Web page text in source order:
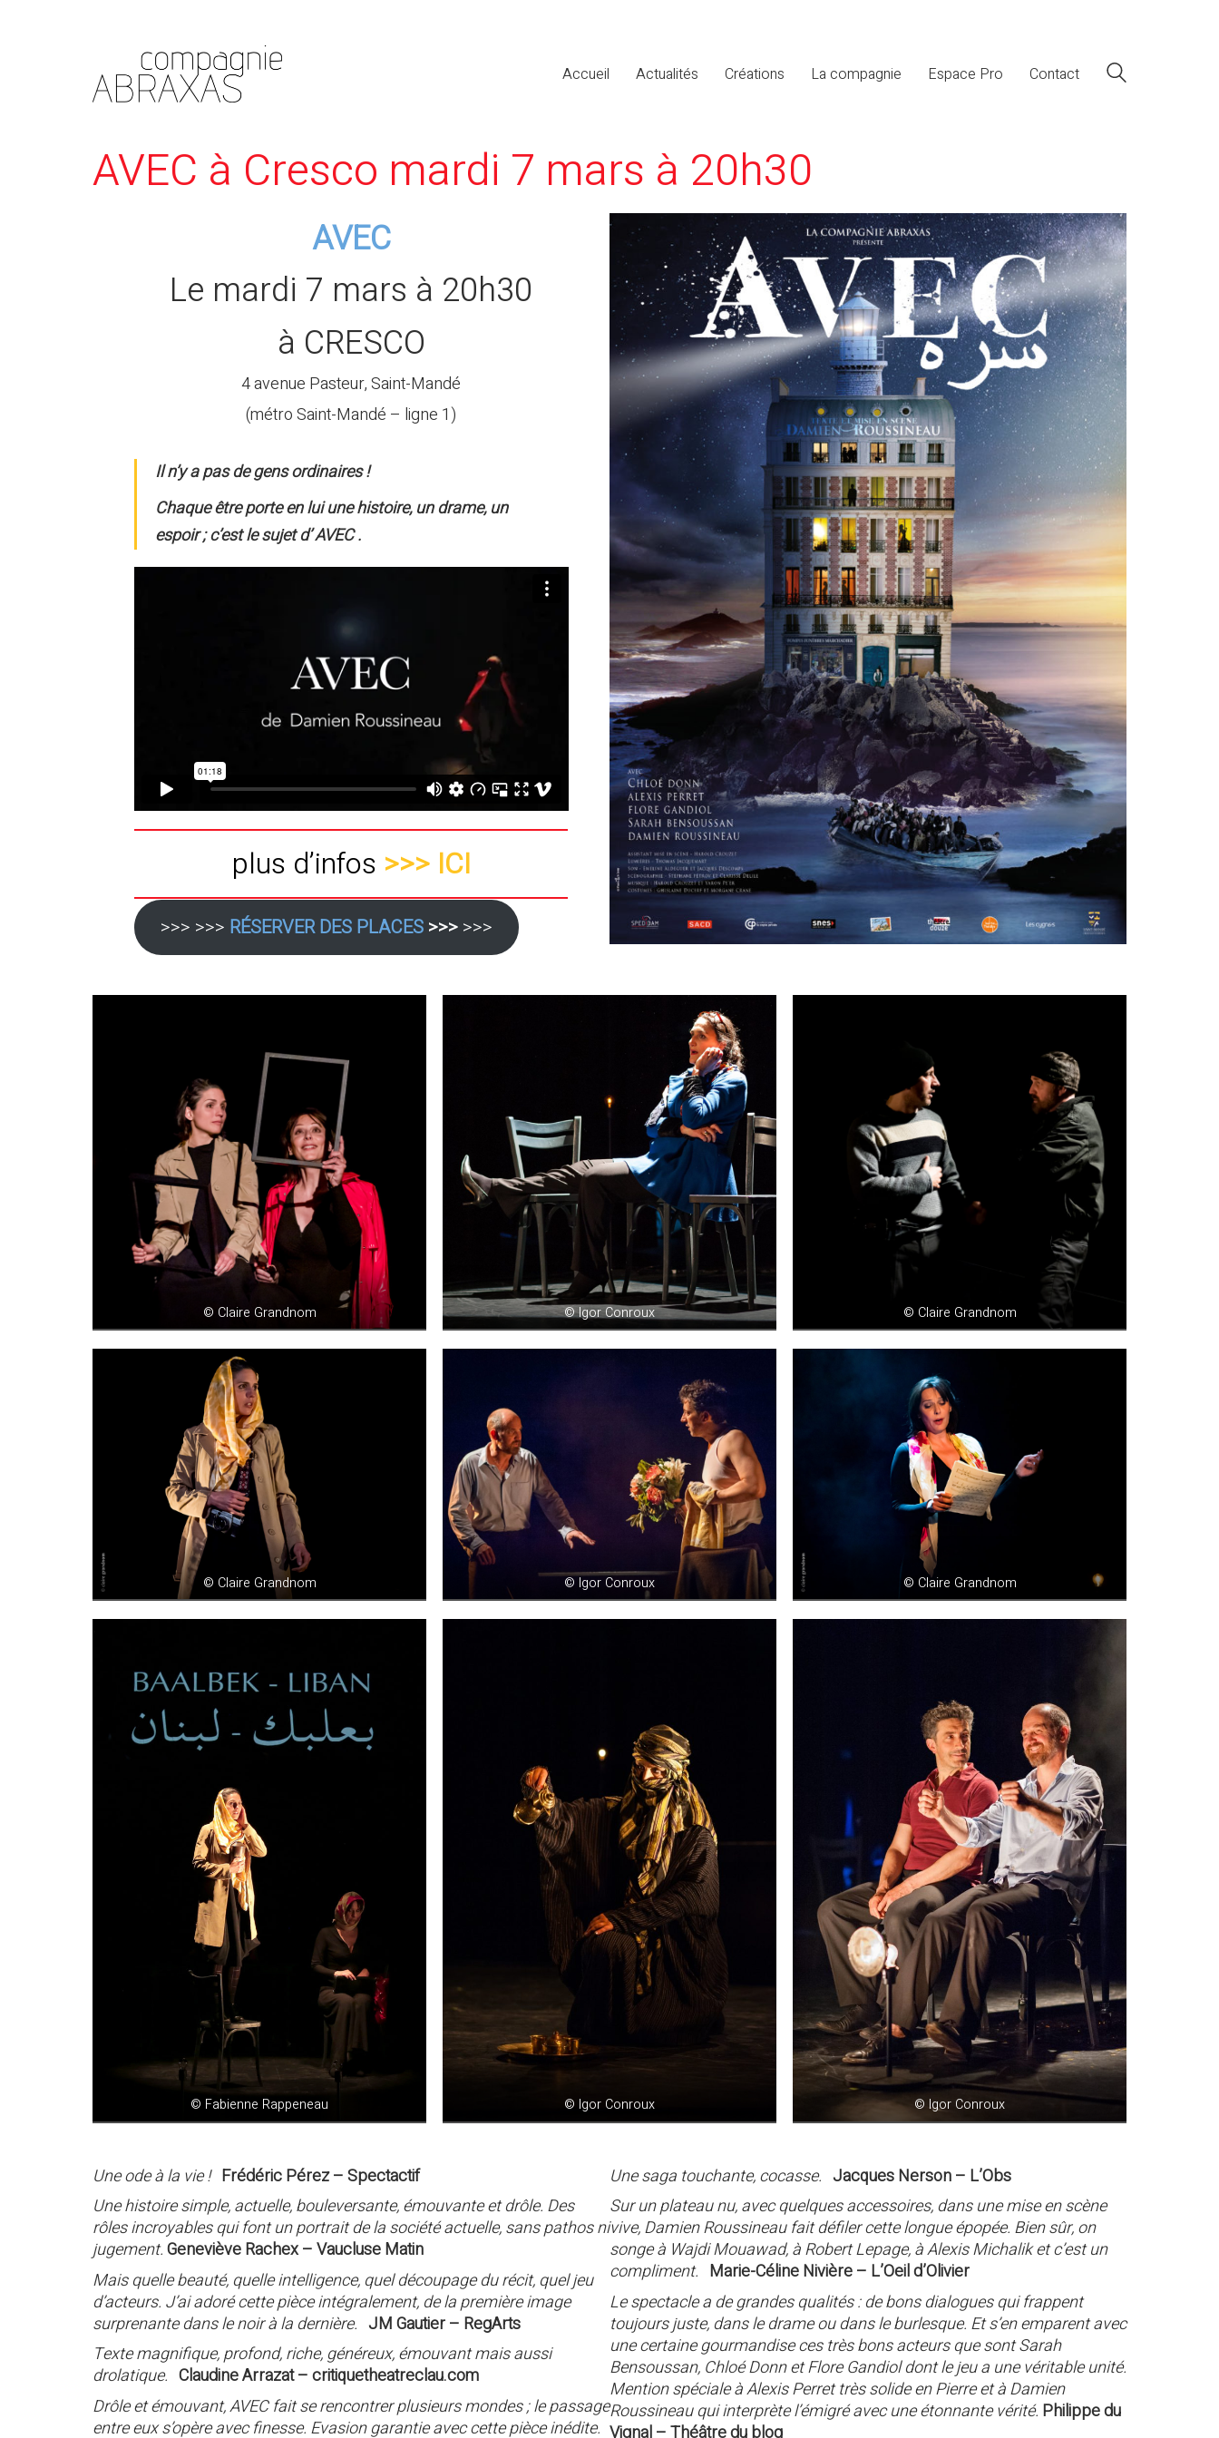
Accueil Actualités Créations La compagnie Espace Pro Contact
AVEC à Cresco mardi 7 mars à 20h30
AVEC
Le mardi 7 mars à 20h30
à CRESCO
4 avenue Pasteur, Saint-Mandé
(métro Saint-Mandé – ligne 1)
Il n’y a pas de gens ordinaires !
Chaque être porte en lui une histoire, un drame, un
espoir ; c’est le sujet d’AVEC.
plus d’infos >>> ICI
>>> >>> RÉSERVER DES PLACES >>>>>>
© Claire Grandnom © Igor Conroux © Claire Grandnom
© Claire Grandnom © Igor Conroux © Claire Grandnom
© Fabienne Rappeneau © Igor Conroux © Igor Conroux
Une ode à la vie ! Frédéric Pérez – Spectactif
Une histoire simple, actuelle, bouleversante, émouvante et drôle. Des
rôles incroyables qui font un portrait de la société actuelle, sans pathos ni
jugement.Geneviève Rachex – Vaucluse Matin
Mais quelle beauté, quelle intelligence, quel découpage du récit, quel jeu
d’acteurs. J’ai adoré cette pièce intégralement, de la première image
surprenante dans le noir à la dernière. JM Gautier – RegArts
Texte magnifique, profond, riche, généreux, émouvant mais aussi
drolatique. Claudine Arrazat – critiquetheatreclau.com
Drôle et émouvant, AVEC fait se rencontrer plusieurs mondes ; le passage
entre eux s’opère avec finesse. Evasion garantie avec cette pièce inédite.
Une saga touchante, cocasse. Jacques Nerson – L’Obs
Sur un plateau nu, avec quelques accessoires, dans une mise en scène
vive, Damien Roussineau fait défiler cette longue épopée. Bien sûr, on
songe à Wajdi Mouawad, à Robert Lepage, à Alexis Michalik et c’est un
compliment. Marie-Céline Nivière – L’Oeil d’Olivier
Le spectacle a de grandes qualités : de bons dialogues qui frappent
toujours juste, dans le drame ou dans le burlesque. Et s’en emparent avec
une certaine gourmandise ces très bons acteurs que sont Sarah
Bensoussan, Chloé Donn et Flore Gandiol dont le jeu a une véritable unité.
Mention spéciale à Alexis Perret très solide en Pierre et à Damien
Roussineau qui interprète l’émigré avec une étonnante vérité. Philippe du
Vignal – Théâtre du blog